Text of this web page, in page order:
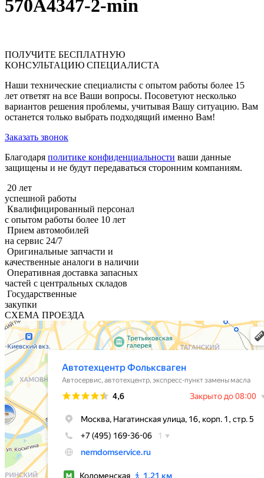
570A4347-2-min
ПОЛУЧИТЕ БЕСПЛАТНУЮ
КОНСУЛЬТАЦИЮ СПЕЦИАЛИСТА
Наши технические специалисты с опытом работы более 15
лет ответят на все Ваши вопросы. Посоветуют несколько
вариантов решения проблемы, учитывая Вашу ситуацию. Вам
останется только выбрать подходящий именно Вам!
Заказать звонок
Благодаря политике конфиденциальности ваши данные
защищены и не будут передаваться сторонним компаниям.
20 лет
успешной работы
Квалифицированный персонал
с опытом работы более 10 лет
Прием автомобилей
на сервис 24/7
Оригинальные запчасти и
качественные аналоги в наличии
Оперативная доставка запасных
частей с центральных складов
Государственные
закупки
СХЕМА ПРОЕЗДА